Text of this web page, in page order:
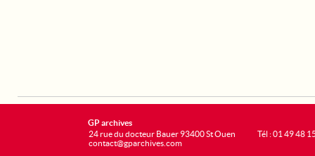
GP archives
24 rue du docteur Bauer 93400 St Ouen
contact@gparchives.com
Tél : 01 49 48